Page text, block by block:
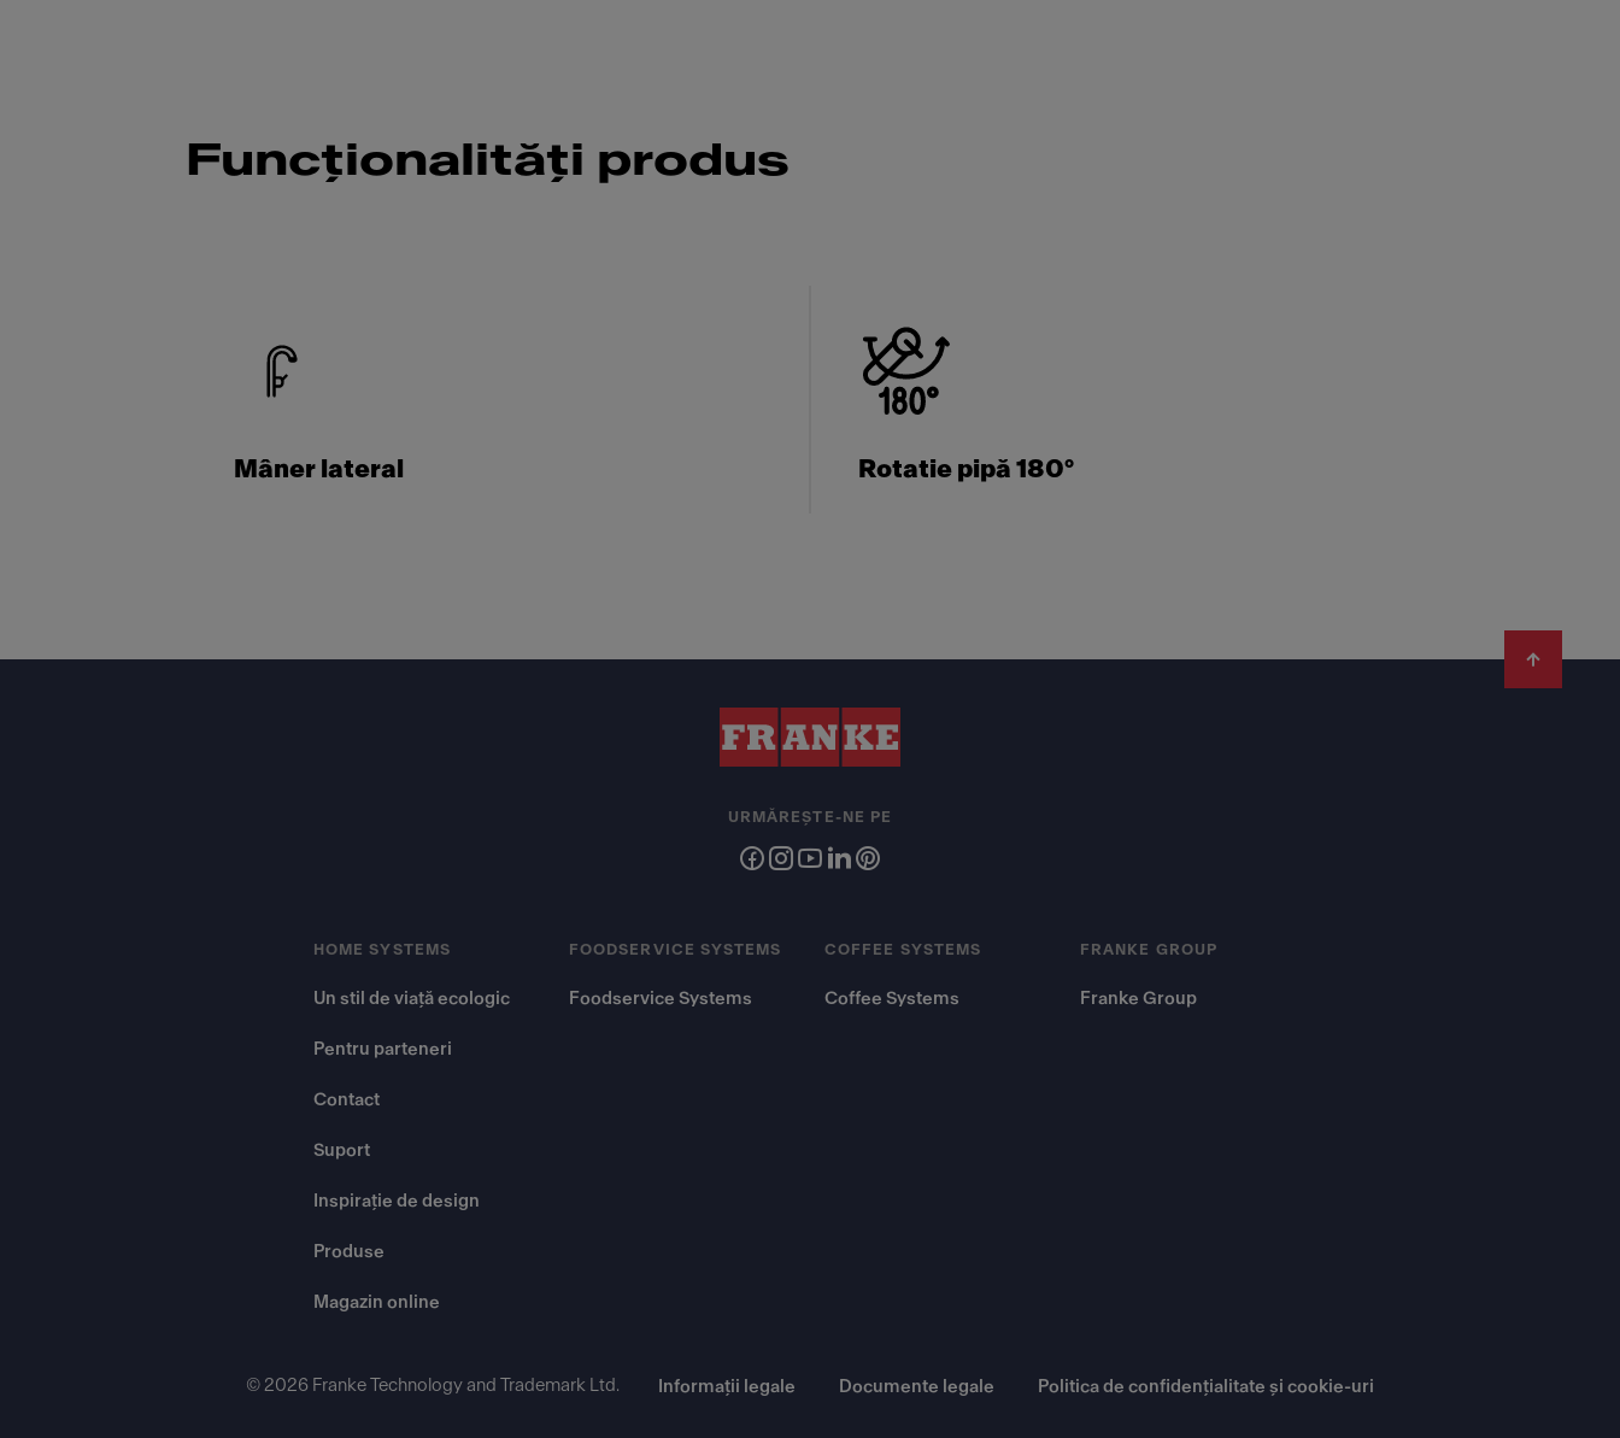
Funcționalități produs
Mâner lateral Rotatie pipă 180°
HOME SYSTEMS
Un stil de viață ecologic
Pentru parteneri
Contact
Suport
Inspirație de design
Produse
Magazin online
FOODSERVICE SYSTEMS
Foodservice Systems
COFFEE SYSTEMS
Coffee Systems
FRANKE GROUP
Franke Group
URMĂREȘTE-NE PE
© 2026 Franke Technology and Trademark Ltd. Informații legale Documente legale Politica de confidențialitate și cookie-uri